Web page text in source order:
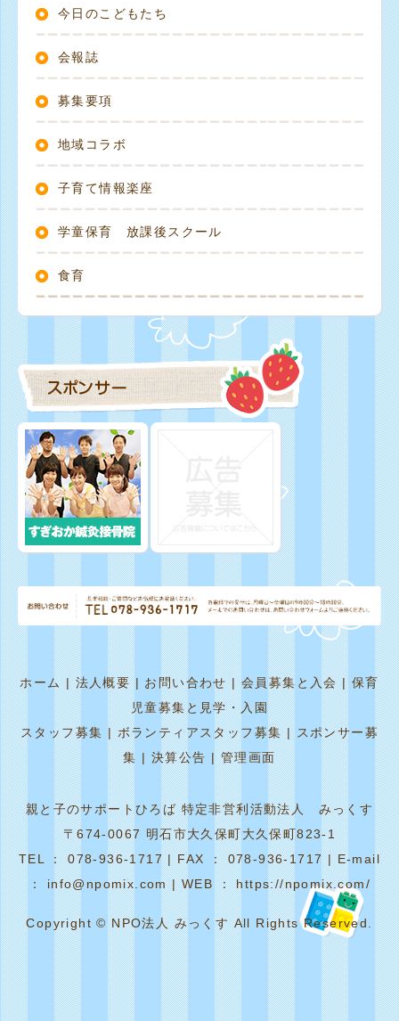
今日のこどもたち
会報誌
募集要項
地域コラボ
子育て情報楽座
学童保育 放課後スクール
食育
ホーム|法人概要| お問い合わせ|会員募集と入会|保育
児童募集と見学・入園
スタッフ募集 |ボランティアスタッフ募集| スポンサー募
集 |決算公告 |管理画面
親と子のサポートひろば 特定非営利活動法人 みっくす
〒674-0067 明石市大久保町大久保町823-1
TEL ： 078-936-1717 | FAX ： 078-936-1717 | E-mail
： info@npomix.com | WEB ： https://npomix.com/
Copyright © NPO法人 みっくす All Rights Reserved.